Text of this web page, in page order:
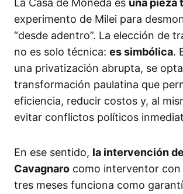
experimento de Milei para
“desde adentro”. La elección de
no es solo técnica: es simbólica.
una privatización abrupta, se
transformación paulatina que
eficiencia, reducir costos y, al
evitar conflictos políticos
En ese sentido, la intervención
Cavagnaro como interventor
tres meses funciona como